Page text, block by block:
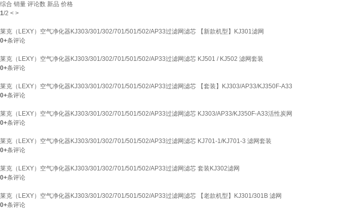
综合 销量 评论数 新品 价格
1/2 < >
莱克（LEXY）空气净化器KJ303/301/302/701/501/502/AP33过滤网滤芯 【新款机型】KJ301滤网
0+条评论
莱克（LEXY）空气净化器KJ303/301/302/701/501/502/AP33过滤网滤芯 KJ501 / KJ502 滤网套装
0+条评论
莱克（LEXY）空气净化器KJ303/301/302/701/501/502/AP33过滤网滤芯 【套装】KJ303/AP33/KJ350F-A33
0+条评论
莱克（LEXY）空气净化器KJ303/301/302/701/501/502/AP33过滤网滤芯 KJ303/AP33/KJ350F-A33活性炭网
0+条评论
莱克（LEXY）空气净化器KJ303/301/302/701/501/502/AP33过滤网滤芯 KJ701-1/KJ701-3 滤网套装
0+条评论
莱克（LEXY）空气净化器KJ303/301/302/701/501/502/AP33过滤网滤芯 套装KJ302滤网
0+条评论
莱克（LEXY）空气净化器KJ303/301/302/701/501/502/AP33过滤网滤芯 【老款机型】KJ301/301B 滤网
0+条评论